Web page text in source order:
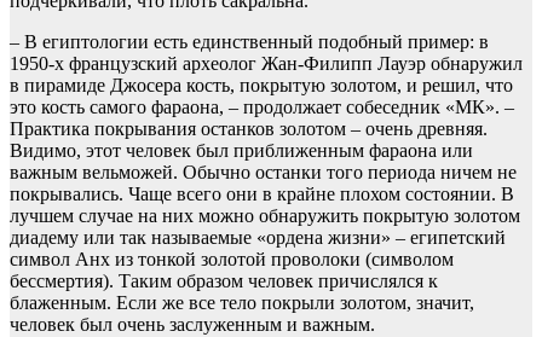
– В египтологии есть единственный подобный пример: в
1950-х французский археолог Жан-Филипп Лауэр обнаружил
в пирамиде Джосера кость, покрытую золотом, и решил, что
это кость самого фараона, – продолжает собеседник «МК». –
Практика покрывания останков золотом – очень древняя.
Видимо, этот человек был приближенным фараона или
важным вельможей. Обычно останки того периода ничем не
покрывались. Чаще всего они в крайне плохом состоянии. В
лучшем случае на них можно обнаружить покрытую золотом
диадему или так называемые «ордена жизни» – египетский
символ Анх из тонкой золотой проволоки (символом
бессмертия). Таким образом человек причислялся к
блаженным. Если же все тело покрыли золотом, значит,
человек был очень заслуженным и важным.